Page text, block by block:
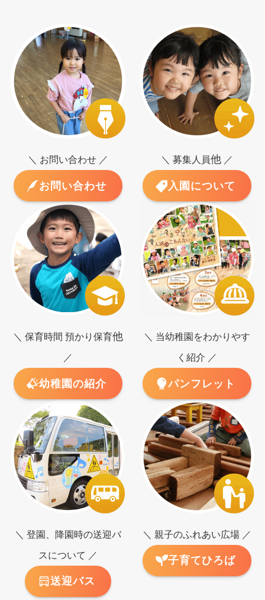
＼ お問い合わせ ／
お問い合わせ
＼ 募集人員他 ／
入園について
＼ 保育時間 預かり保育他
／
幼稚園の紹介
＼ 当幼稚園をわかりやす
く紹介 ／
パンフレット
＼ 登園、降園時の送迎バ
スについて ／
送迎バス
＼ 親子のふれあい広場 ／
子育てひろば